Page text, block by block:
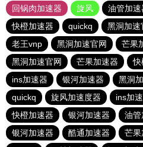
回锅肉加速器
旋风 油管加速
快橙加速器
quickq 黑洞加速
老王vnp
黑洞加速官网 芒果
黑洞加速官网
芒果加速器 快
ins加速器
银河加速器 黑洞
quickq
旋风加速度器 ins加
快橙加速器
银河加速器 油管
银河加速器
酷通加速器 芒果